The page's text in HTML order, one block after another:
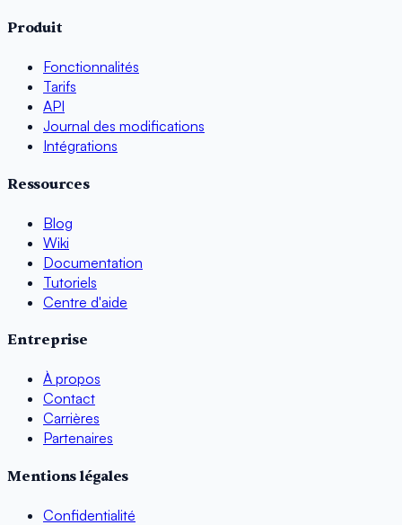
Produit
Fonctionnalités
Tarifs
API
Journal des modifications
Intégrations
Ressources
Blog
Wiki
Documentation
Tutoriels
Centre d'aide
Entreprise
À propos
Contact
Carrières
Partenaires
Mentions légales
Confidentialité